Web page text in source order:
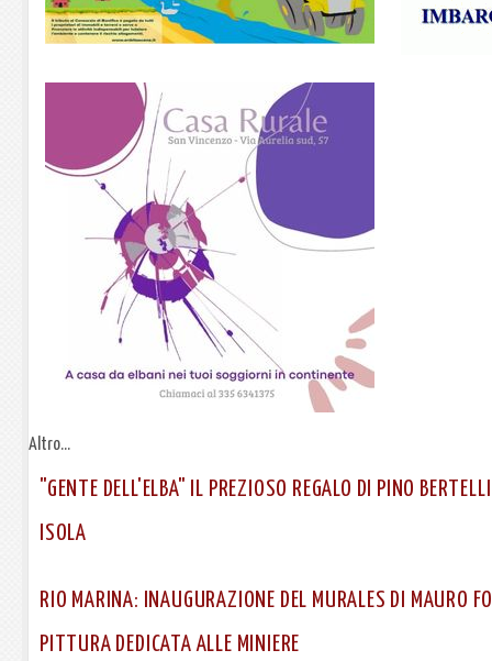
Altro...
"GENTE DELL'ELBA" IL PREZIOSO REGALO DI PINO
ISOLA
RIO MARINA: INAUGURAZIONE DEL MURALES DI MAURO
PITTURA DEDICATA ALLE MINIERE